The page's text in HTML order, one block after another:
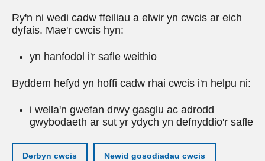
Ry'n ni wedi cadw ffeiliau a elwir yn cwcis ar eich
dyfais. Mae'r cwcis hyn:
yn hanfodol i'r safle weithio
Byddem hefyd yn hoffi cadw rhai cwcis i'n helpu ni:
i wella'n gwefan drwy gasglu ac adrodd
gwybodaeth ar sut yr ydych yn defnyddio'r safle
Derbyn cwcis Newid gosodiadau cwcis